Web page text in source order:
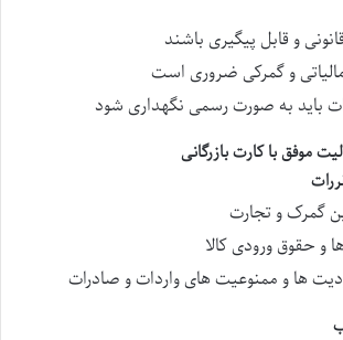
و قابل پیگیری باشند
و گمرکی ضروری است
باید به صورت رسمی نگهداری شود
گمرک و تجارت
و حقوق ورودی کالا
ها و ممنوعیت های واردات و صادرات